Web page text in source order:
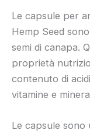
Le capsule per
Hemp Seed
semi di canapa.
proprietà
contenuto di
vitamine e
Le capsule